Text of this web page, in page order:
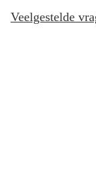
Veelgestelde